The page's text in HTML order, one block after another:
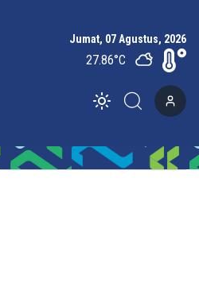
Jumat, 07 Agustus, 2026
27.86°C
Toggle theme